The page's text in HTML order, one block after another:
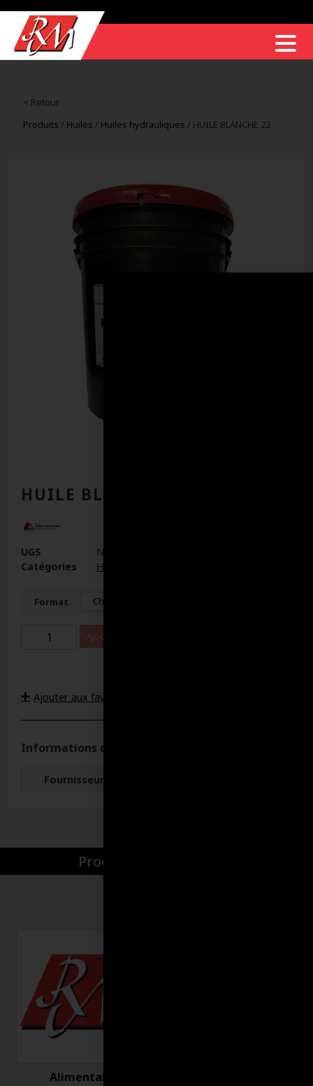
< Retour
Produits / Huiles / Huiles hydrauliques / HUILE BLANCHE 22
HUILE BLANCHE 22
UGS
N/D
Catégories
Huiles
Format
Ajouter au panier
Ajouter aux favoris
Informations complémentaires
Fournisseur
Produits par catégories
Alimentaire